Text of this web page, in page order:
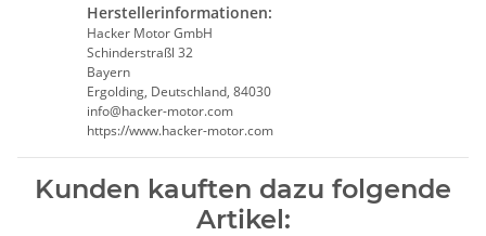
Herstellerinformationen:
Hacker Motor GmbH
Schinderstraßl 32
Bayern
Ergolding, Deutschland, 84030
info@hacker-motor.com
https://www.hacker-motor.com
Kunden kauften dazu folgende
Artikel: